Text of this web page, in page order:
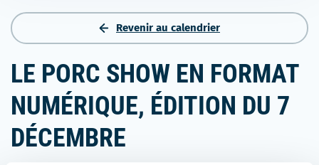
recherche
Revenir au calendrier
LE PORC SHOW EN FORMAT
NUMÉRIQUE, ÉDITION DU 7
DÉCEMBRE